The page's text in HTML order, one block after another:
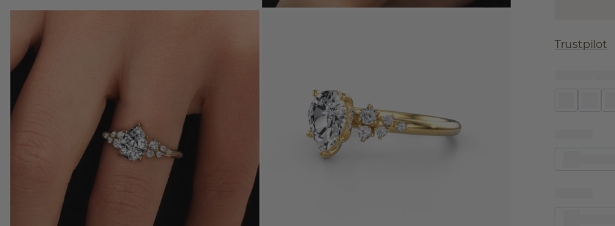
Trustpilot